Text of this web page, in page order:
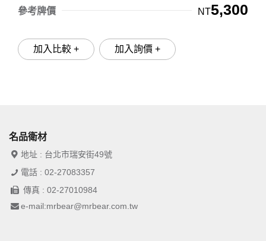
參考牌價 NT5,300
加入比較 + 加入詢價 +
名品衛材
地址 : 台北市瑞安街49號
電話 : 02-27083357
傳真 : 02-27010984
e-mail:mrbear@mrbear.com.tw